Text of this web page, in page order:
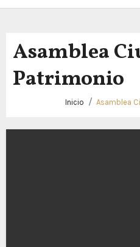
Asamblea
Patrimonio
Inicio Asamblea